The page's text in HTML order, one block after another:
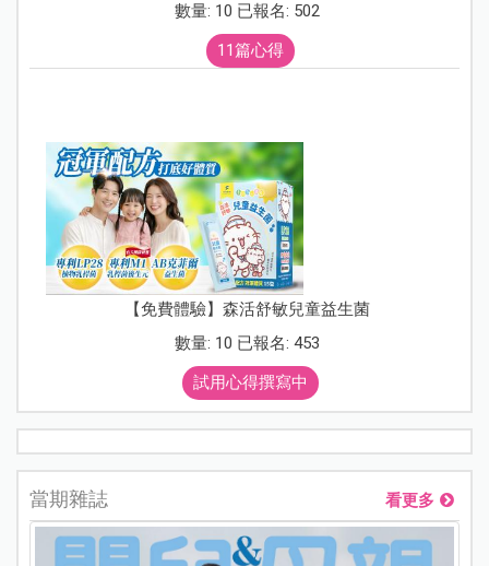
數量: 10 已報名: 502
11篇心得
【免費體驗】森活舒敏兒童益生菌
數量: 10 已報名: 453
試用心得撰寫中
當期雜誌 看更多